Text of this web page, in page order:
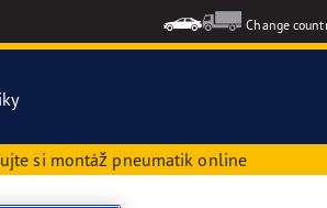
Change
si montáž pneumatik online